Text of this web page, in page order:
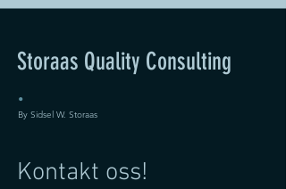
Storaas Quality Consulting
.
By Sidsel W. Storaas
Kontakt oss!